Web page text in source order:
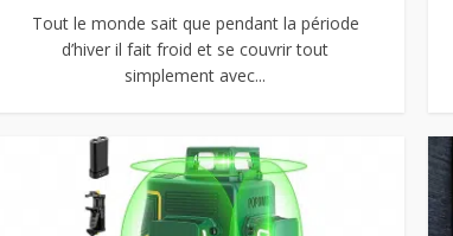
Tout le monde sait que pendant la période
d’hiver il fait froid et se couvrir tout
simplement avec...